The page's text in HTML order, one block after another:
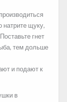
натрите щуку,
гнет
тем дольше
и подают к
в